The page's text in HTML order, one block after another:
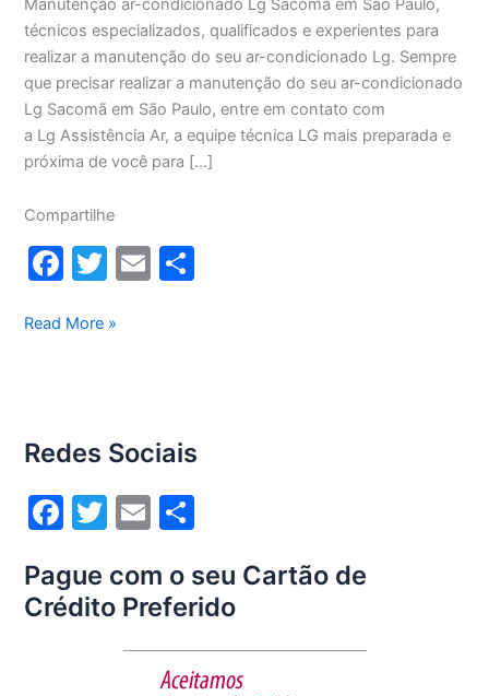
Manutenção ar-condicionado Lg Sacomã em São Paulo,
técnicos especializados, qualificados e experientes para
realizar a manutenção do seu ar-condicionado Lg. Sempre
que precisar realizar a manutenção do seu ar-condicionado
Lg Sacomã em São Paulo, entre em contato com
a Lg Assistência Ar, a equipe técnica LG mais preparada e
próxima de você para […]
Compartilhe
F
c
o
o
k
T
itt
E
Manutenção
Read More »
Redes Sociais
F
c
e
T
itt
er
E
ai
l
ar
e
Pague com o seu Cartão de
Crédito Preferido